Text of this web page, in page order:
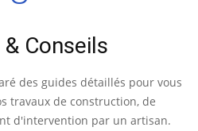
Conseils
des guides détaillés pour vous
travaux de construction, de
d'intervention par un artisan.